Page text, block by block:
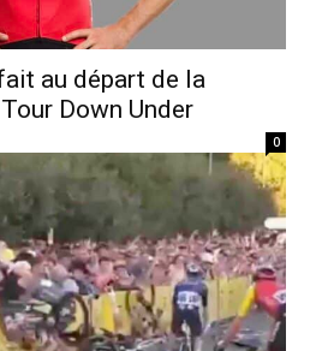
au départ de la
Down Under
0